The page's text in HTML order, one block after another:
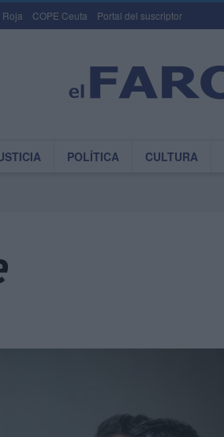
Roja COPE Ceuta Portal del suscriptor
POLÍTICA CULTURA